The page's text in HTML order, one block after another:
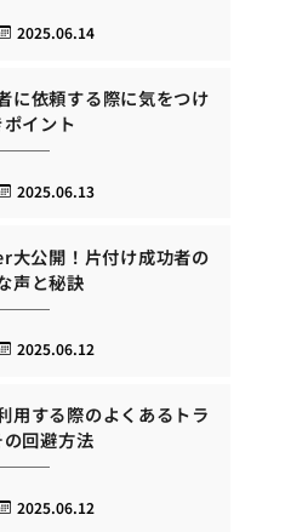
2025.06.14
に依頼する際に気をつけ
イント
2025.06.13
公開！片付け成功者の
声と秘訣
2025.06.12
用する際のよくあるトラ
回避方法
2025.06.12